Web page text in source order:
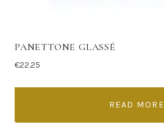
PANETTONE GLASSÉ
€22.25
READ MORE